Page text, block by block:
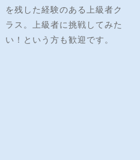
を残した経験のある上級者ク
ラス。上級者に挑戦してみた
い！という方も歓迎です。